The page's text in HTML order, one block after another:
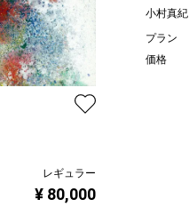
レギュラー
¥ 80,000
小村真紀
プラン
価格